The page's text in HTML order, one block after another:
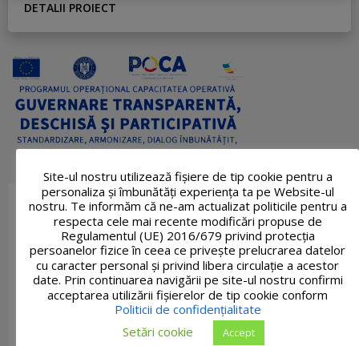
DETALII PROIECT
Site-ul nostru utilizează fişiere de tip cookie pentru a
personaliza și îmbunătăți experiența ta pe Website-ul
nostru. Te informăm că ne-am actualizat politicile pentru a
respecta cele mai recente modificări propuse de
Regulamentul (UE) 2016/679 privind protecția
persoanelor fizice în ceea ce privește prelucrarea datelor
cu caracter personal și privind libera circulație a acestor
date. Prin continuarea navigării pe site-ul nostru confirmi
acceptarea utilizării fişierelor de tip cookie conform
Politicii de confidențialitate
Setări cookie
Accept